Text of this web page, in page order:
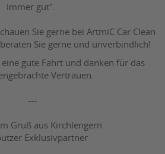
immer gut".
Sie gerne bei ArtmiC Car Clean
Sie gerne und unverbindlich!
gute Fahrt und danken für das
Vertrauen.
---
Gruß aus Kirchlengern
Exklusivpartner